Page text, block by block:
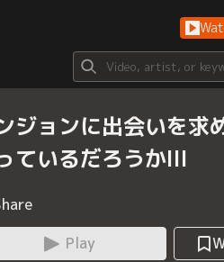
ジョンに出会いを求
ているだろうかlll
Play